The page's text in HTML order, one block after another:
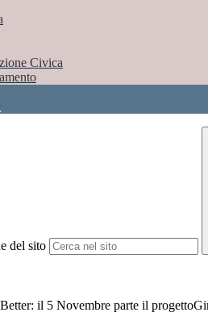
Civica
del sito
il 5 Novembre parte il